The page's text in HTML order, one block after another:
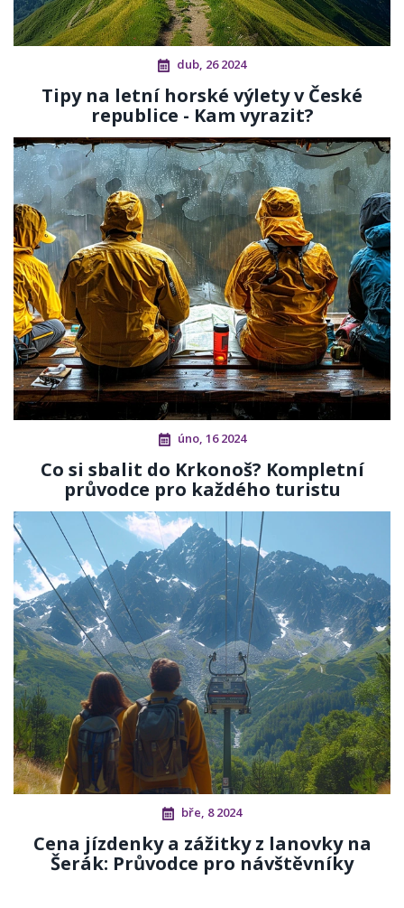
dub, 26 2024
Tipy na letní horské výlety v České
republice - Kam vyrazit?
úno, 16 2024
Co si sbalit do Krkonoš? Kompletní
průvodce pro každého turistu
bře, 8 2024
Cena jízdenky a zážitky z lanovky na
Šerák: Průvodce pro návštěvníky